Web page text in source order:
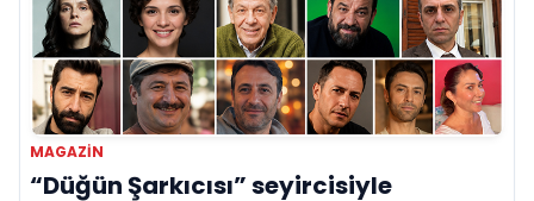
MAGAZIN
“Düğün Şarkıcısı” seyircisiyle